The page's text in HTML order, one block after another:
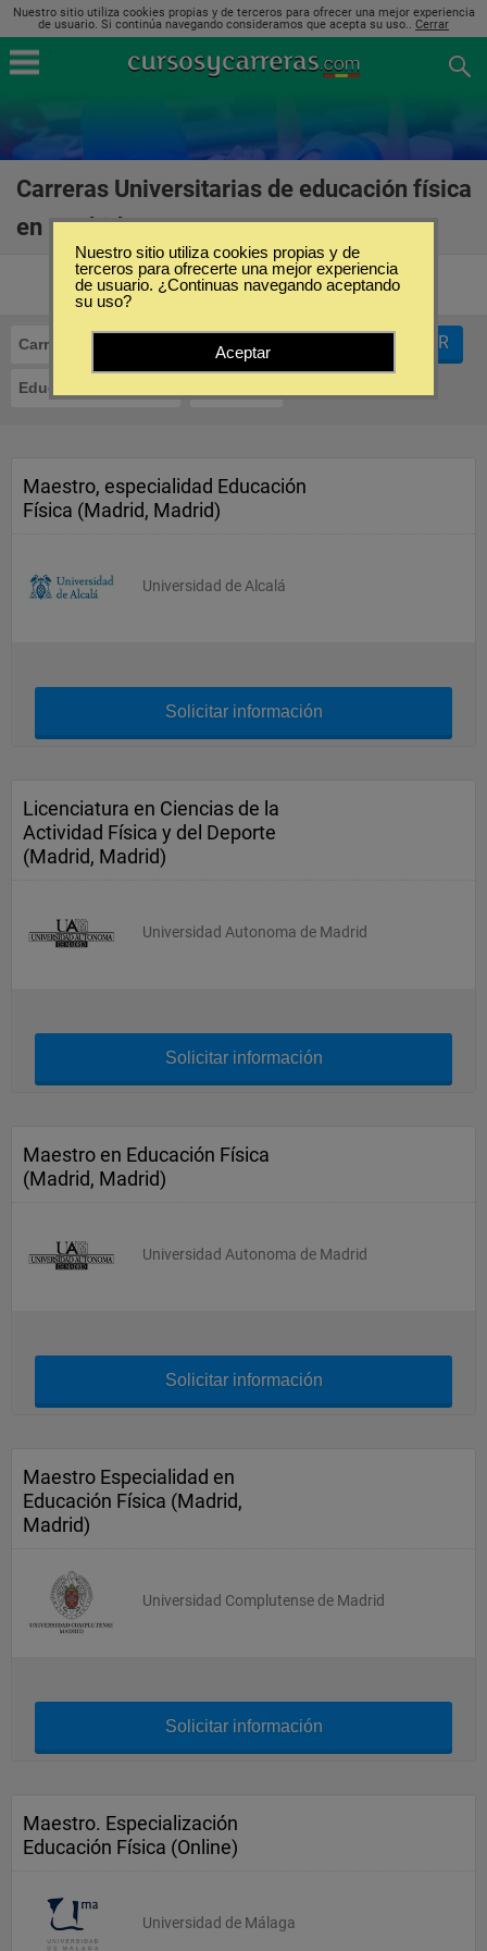
Nuestro sitio utiliza cookies propias y de terceros para ofrecer una mejor experiencia
de usuario. Si continúa navegando consideramos que acepta su uso.. Cerrar
Carreras Universitarias de educación física
en Madrid
Carreras Universitarias
Educación Física
FILTRAR
Maestro, especialidad Educación
Física (Madrid, Madrid)
Universidad de Alcalá
Solicitar información
Licenciatura en Ciencias de la
Actividad Física y del Deporte
(Madrid, Madrid)
Universidad Autonoma de Madrid
Solicitar información
Maestro en Educación Física
(Madrid, Madrid)
Universidad Autonoma de Madrid
Solicitar información
Maestro Especialidad en
Educación Física (Madrid,
Madrid)
Universidad Complutense de Madrid
Solicitar información
Maestro. Especialización
Educación Física (Online)
Universidad de Málaga
Nuestro sitio utiliza cookies propias y de
terceros para ofrecerte una mejor experiencia
de usuario. ¿Continuas navegando aceptando
su uso?
Aceptar